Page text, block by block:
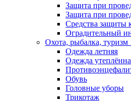
Защита при
Защита при
Средства защиты
Оградительный
Охота, рыбалка, туризм
Одежда летняя
Одежда
Обувь
Головные уборы
Трикотаж